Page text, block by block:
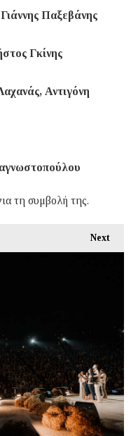
Γιάννης Παξεβάνης
Γκίνης
Αντιγόνη
τη συμβολή της.
Next